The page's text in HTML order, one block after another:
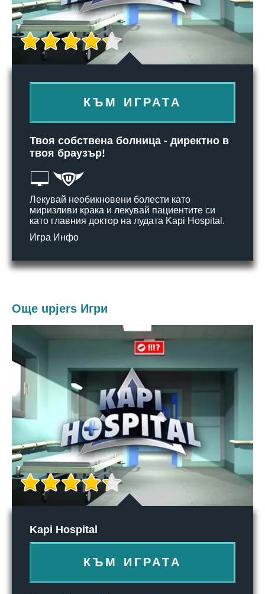
КЪМ ИГРАТА
Твоя собствена болница - директно в
твоя браузър!
Лекувай необикновени болести като
миризливи крака и лекувай пациентите си
като главния доктор на лудата Kapi Hospital.
Игра Инфо
Още upjers Игри
Kapi Hospital
КЪМ ИГРАТА